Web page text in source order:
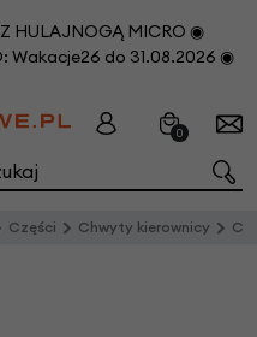
HULAJNOGĄ MICRO ◉
Wakacje26 do 31.08.2026 ◉
0
Części Chwyty kierownicy